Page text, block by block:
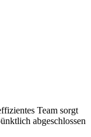
Team sorgt
abgeschlossen